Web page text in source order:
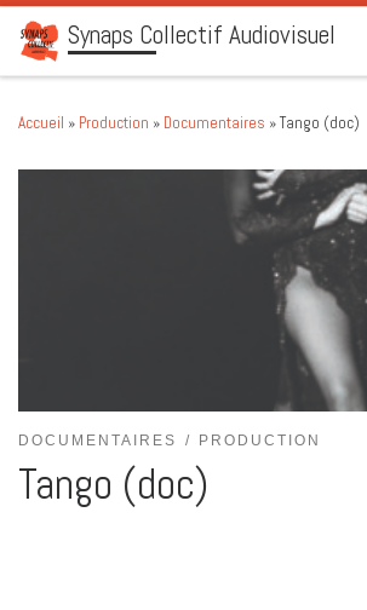
Skip to content
Synaps Collectif Audiovisuel
Accueil » Production » Documentaires »Tango (doc)
DOCUMENTAIRES PRODUCTION
Tango (doc)